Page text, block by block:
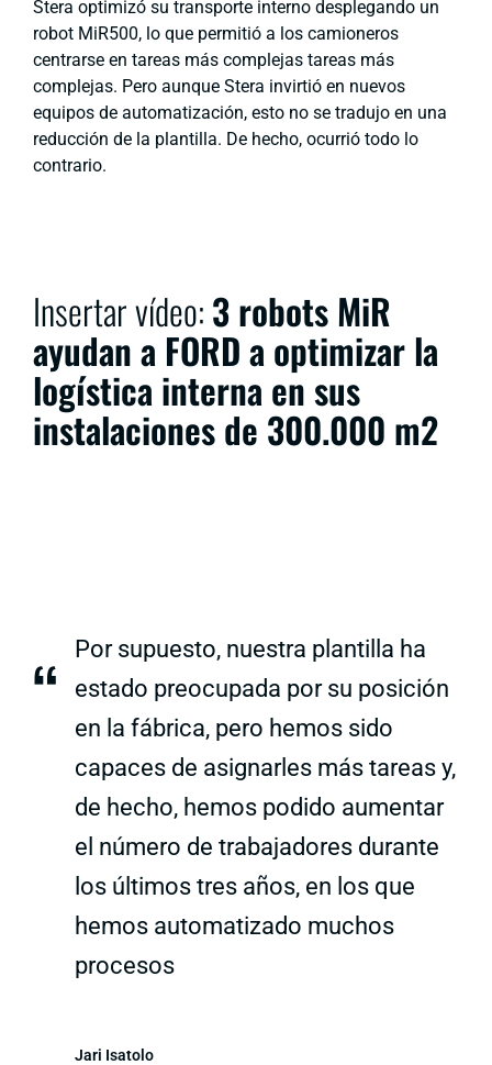
Stera optimizó su transporte interno desplegando un
robot MiR500, lo que permitió a los camioneros
centrarse en tareas más complejas tareas más
complejas. Pero aunque Stera invirtió en nuevos
equipos de automatización, esto no se tradujo en una
reducción de la plantilla. De hecho, ocurrió todo lo
contrario.
Insertar vídeo:3 robots MiR
ayudan a FORD a optimizar la
logística interna en sus
instalaciones de 300.000 m2
“
Por supuesto, nuestra plantilla ha
estado preocupada por su posición
en la fábrica, pero hemos sido
capaces de asignarles más tareas y,
de hecho, hemos podido aumentar
el número de trabajadores durante
los últimos tres años, en los que
hemos automatizado muchos
procesos
Jari Isatolo